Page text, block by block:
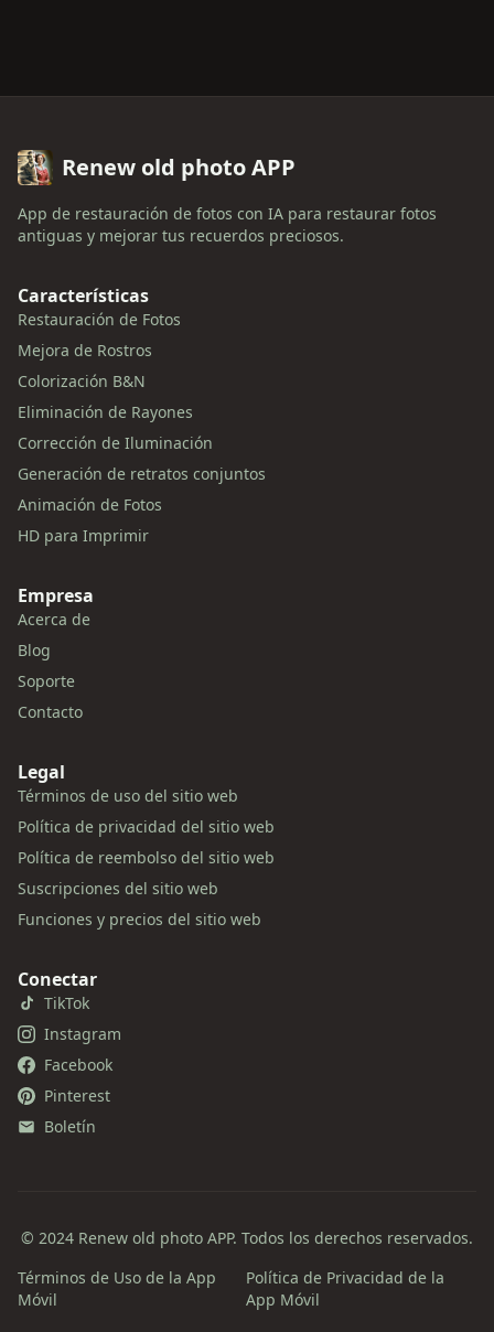
Renew old photo APP
App de restauración de fotos con IA para restaurar fotos
antiguas y mejorar tus recuerdos preciosos.
Características
Restauración de Fotos
Mejora de Rostros
Colorización B&N
Eliminación de Rayones
Corrección de Iluminación
Generación de retratos conjuntos
Animación de Fotos
HD para Imprimir
Empresa
Acerca de
Blog
Soporte
Contacto
Legal
Términos de uso del sitio web
Política de privacidad del sitio web
Política de reembolso del sitio web
Suscripciones del sitio web
Funciones y precios del sitio web
Conectar
TikTok
Instagram
Facebook
Pinterest
Boletín
© 2024 Renew old photo APP. Todos los derechos reservados.
Términos de Uso de la App
Móvil
Política de Privacidad de la
App Móvil